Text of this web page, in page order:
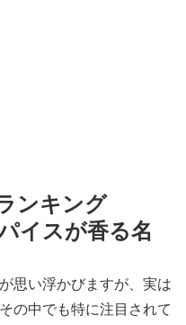
ンキング
イスが香る名
思い浮かびますが、実は
の中でも特に注目されて